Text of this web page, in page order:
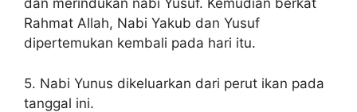
dan merindukan nabi Yusuf. Kemudian berkat
Rahmat Allah, Nabi Yakub dan Yusuf
dipertemukan kembali pada hari itu.
5. Nabi Yunus dikeluarkan dari perut ikan pada
tanggal ini.